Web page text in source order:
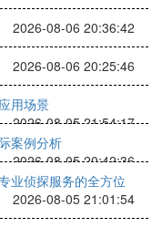
2026-08-06 20:36:42
2026-08-06 20:25:46
用场景
2026-08-05 21:54:17
案例分析
2026-08-05 20:42:36
业侦探服务的全方位
2026-08-05 21:01:54